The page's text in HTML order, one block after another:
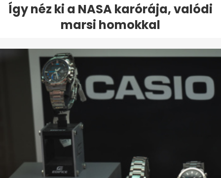
Így néz ki a NASA karórája, valódi
marsi homokkal